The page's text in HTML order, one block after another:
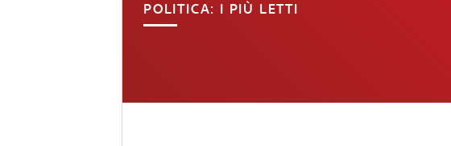
POLITICA: I PIÙ LETTI